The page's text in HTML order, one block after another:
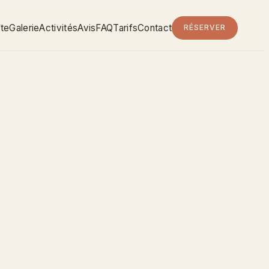
GalerieActivitésAvisFAQTarifsContact RÉSERVER